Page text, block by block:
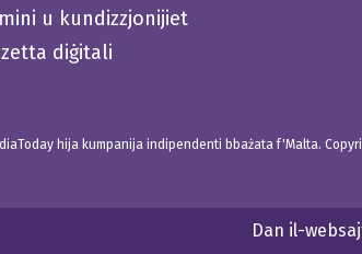
u kundizzjonijiet
diġitali
hija kumpanija indipendenti bbażata f'Malta.
Dan il-